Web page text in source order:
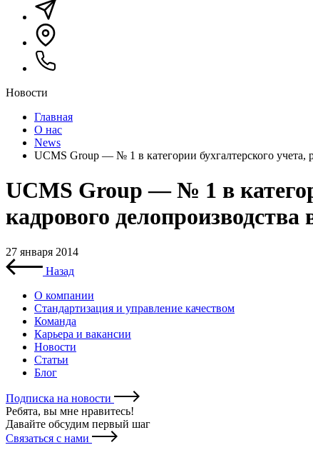
Новости
Главная
О нас
News
UCMS Group — № 1 в категории бухгалтерского учета,
UCMS Group — № 1 в
кадрового
27 января 2014
Назад
О компании
Стандартизация и управление качеством
Команда
Карьера и вакансии
Новости
Статьи
Блог
Подписка на новости
Ребята, вы мне нравитесь!
Давайте обсудим первый шаг
Связаться с нами